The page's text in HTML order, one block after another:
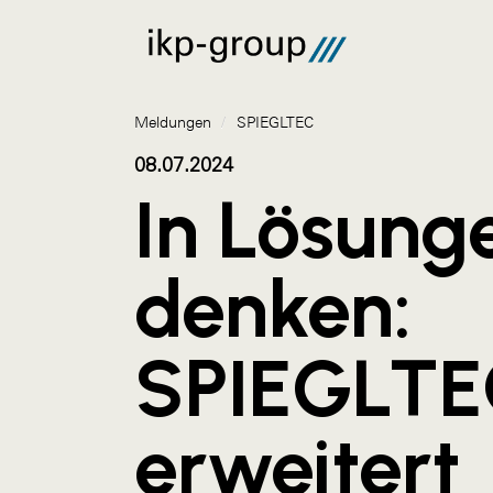
Meldungen / SPIEGLTEC
08.07.2024
In
denken:
erweitert